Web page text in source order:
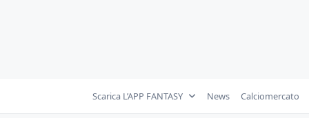
Scarica L’APP FANTASY News Calciomercato